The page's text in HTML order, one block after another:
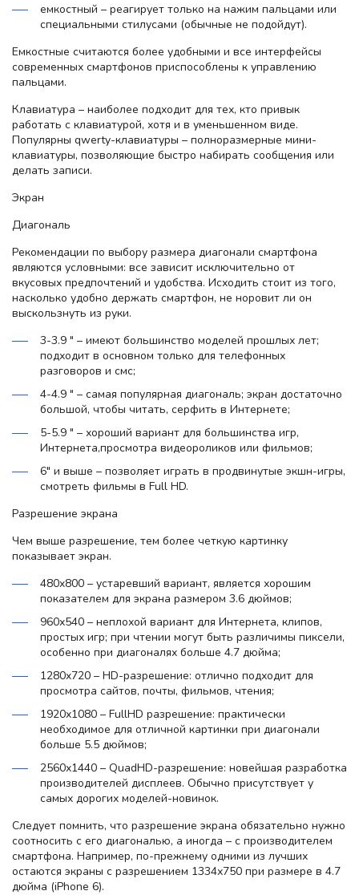
емкостный – реагирует только на нажим пальцами или
специальными стилусами (обычные не подойдут).
Емкостные считаются более удобными и все интерфейсы
современных смартфонов приспособлены к управлению
пальцами.
Клавиатура – наиболее подходит для тех, кто привык
работать с клавиатурой, хотя и в уменьшенном виде.
Популярны qwerty-клавиатуры – полноразмерные мини-
клавиатуры, позволяющие быстро набирать сообщения или
делать записи.
Экран
Диагональ
Рекомендации по выбору размера диагонали смартфона
являются условными: все зависит исключительно от
вкусовых предпочтений и удобства. Исходить стоит из того,
насколько удобно держать смартфон, не норовит ли он
выскользнуть из руки.
3-3.9 " – имеют большинство моделей прошлых лет;
подходит в основном только для телефонных
разговоров и смс;
4-4.9 " – самая популярная диагональ; экран достаточно
большой, чтобы читать, серфить в Интернете;
5-5.9 " – хороший вариант для большинства игр,
Интернета,просмотра видеороликов или фильмов;
6" и выше – позволяет играть в продвинутые экшн-игры,
смотреть фильмы в Full HD.
Разрешение экрана
Чем выше разрешение, тем более четкую картинку
показывает экран.
480x800 – устаревший вариант, является хорошим
показателем для экрана размером 3.6 дюймов;
960х540 – неплохой вариант для Интернета, клипов,
простых игр; при чтении могут быть различимы пиксели,
особенно при диагоналях больше 4.7 дюйма;
1280x720 – HD-разрешение: отлично подходит для
просмотра сайтов, почты, фильмов, чтения;
1920х1080 – FullHD разрешение: практически
необходимое для отличной картинки при диагонали
больше 5.5 дюймов;
2560х1440 – QuadHD-разрешение: новейшая разработка
производителей дисплеев. Обычно присутствует у
самых дорогих моделей-новинок.
Следует помнить, что разрешение экрана обязательно нужно
соотносить с его диагональю, а иногда – с производителем
смартфона. Например, по-прежнему одними из лучших
остаются экраны с разрешением 1334х750 при размере в 4.7
дюйма (iPhone 6).